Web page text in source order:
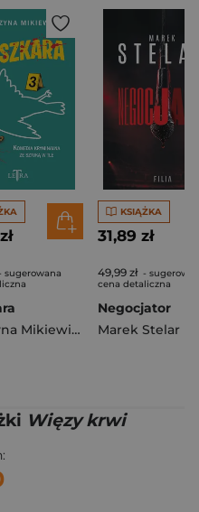
sugerowana
Katarzyna Mikiewicz
KSIĄŻKA
31,89 zł
49,99 zł -
cena detaliczna
Negocjator
Marek Stelar
Więzy krwi